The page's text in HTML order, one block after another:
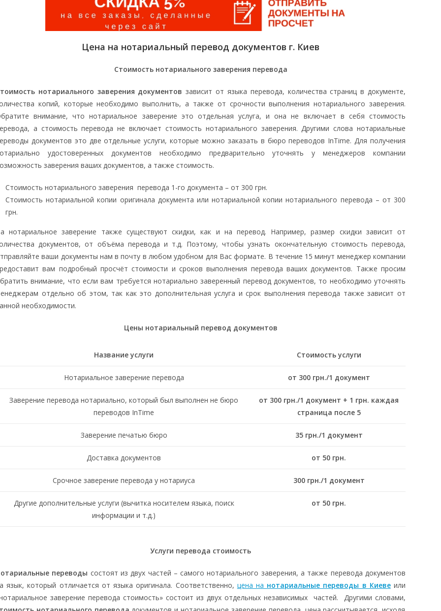
Цена на нотариальный перевод документов г. Киев
Стоимость нотариального заверения перевода
нотариального заверения документов зависит от языка перевода, количества страниц в документе,
копий, которые необходимо выполнить, а также от срочности выполнения нотариального заверения.
внимание, что нотариальное заверение это отдельная услуга, и она не включает в себя стоимость
а стоимость перевода не включает стоимость нотариального заверения. Другими слова нотариальные
документов это две отдельные услуги, которые можно заказать в бюро переводов InTime. Для получения
удостоверенных документов необходимо предварительно уточнять у менеджеров компании
заверения ваших документов, а также стоимость.
Стоимость нотариального заверения перевода 1-го документа – от 300 грн.
Стоимость нотариальной копии оригинала документа или нотариальной копии нотариального перевода – от 300
грн.
нотариальное заверение также существуют скидки, как и на перевод. Например, размер скидки зависит от
документов, от объёма перевода и т.д. Поэтому, чтобы узнать окончательную стоимость перевода,
ваши документы нам в почту в любом удобном для Вас формате. В течение 15 минут менеджер компании
вам подробный просчёт стоимости и сроков выполнения перевода ваших документов. Также просим
внимание, что если вам требуется нотариально заверенный перевод документов, то необходимо уточнять
отдельно об этом, так как это дополнительная услуга и срок выполнения перевода также зависит от
необходимости.
Цены нотариальный перевод документов
Название услуги Стоимость услуги
Нотариальное заверение перевода от 300 грн./1 документ
Заверение перевода нотариально, который был выполнен не бюро
переводов InTime
от 300 грн./1 документ + 1 грн. каждая
страница после 5
Заверение печатью бюро 35 грн./1 документ
Доставка документов от 50 грн.
Срочное заверение перевода у нотариуса 300 грн./1 документ
Другие дополнительные услуги (вычитка носителем языка, поиск
информации и т.д.)
от 50 грн.
Услуги перевода стоимость
переводы состоят из двух частей – самого нотариального заверения, а также перевода документов
язык, который отличается от языка оригинала. Соответственно, цена на нотариальные переводы в Киевеили
заверение перевода стоимость» состоит из двух отдельных независимых частей. Другими словами,